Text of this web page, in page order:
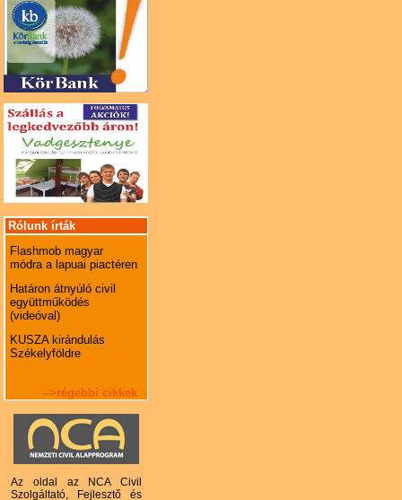
Rólunk írták
Flashmob magyar
módra a lapuai piactéren
Határon átnyúló civil
együttműködés
(videóval)
KUSZA kirándulás
Székelyföldre
-->régebbi cikkek
Az oldal az NCA Civil
Szolgáltató, Fejlesztő és